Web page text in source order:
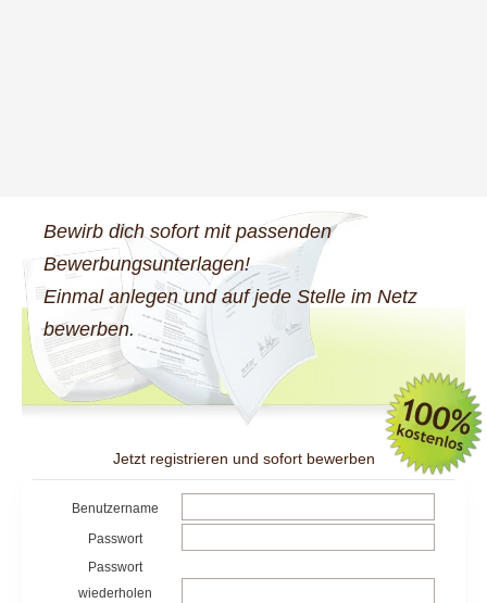
Bewirb dich sofort mit passenden
Bewerbungsunterlagen!
Einmal anlegen und auf jede Stelle im Netz
bewerben.
Jetzt registrieren und sofort bewerben
Benutzername
Passwort
Passwort
wiederholen